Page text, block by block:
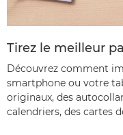
Tirez le meilleur
Découvrez comment
smartphone ou votre
originaux, des
calendriers, des cartes